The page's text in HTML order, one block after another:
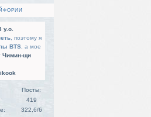
y.o.
, поэтому я
BTS , а мое
Чимин-щи
Посты:
419
322,6/6